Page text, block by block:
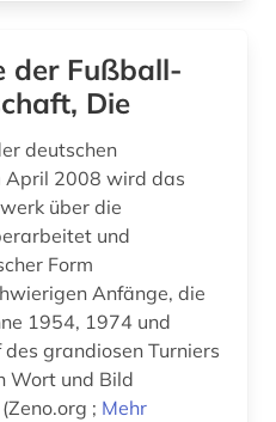
der Fußball-
Die
deutschen
April 2008 wird das
über die
und
Form
Anfänge, die
1954, 1974 und
grandiosen Turniers
Wort und Bild
; Mehr